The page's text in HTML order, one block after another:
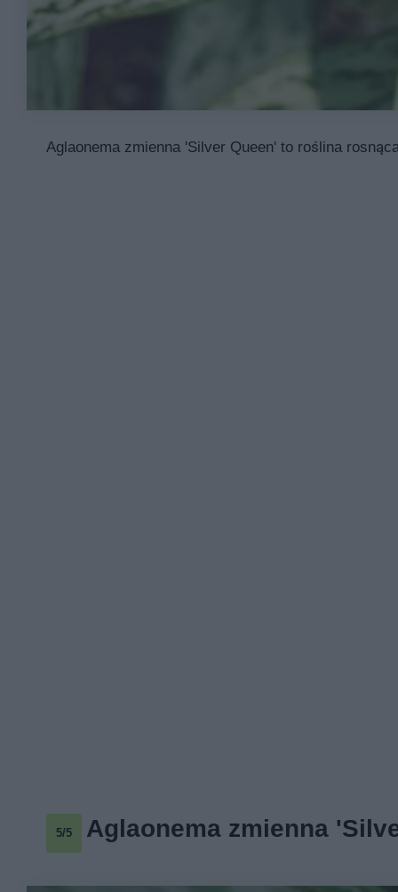
Aglaonema zmienna 'Silver Queen' to roślina
5/5 Aglaonema zmienna